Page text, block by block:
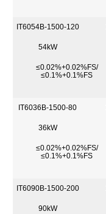
IT6054B-1500-120
54kW
≤0.02%+0.02%FS/
≤0.1%+0.1%FS
IT6036B-1500-80
36kW
≤0.02%+0.02%FS/
≤0.1%+0.1%FS
IT6090B-1500-200
90kW